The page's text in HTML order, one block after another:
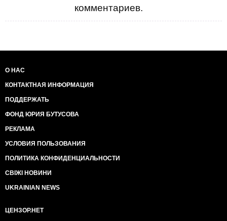
комментариев.
О НАС
КОНТАКТНАЯ ИНФОРМАЦИЯ
ПОДДЕРЖАТЬ
ФОНД ЮРИЯ БУТУСОВА
РЕКЛАМА
УСЛОВИЯ ПОЛЬЗОВАНИЯ
ПОЛИТИКА КОНФИДЕНЦИАЛЬНОСТИ
СВІЖІ НОВИНИ
UKRAINIAN NEWS
ЦЕНЗОР.НЕТ